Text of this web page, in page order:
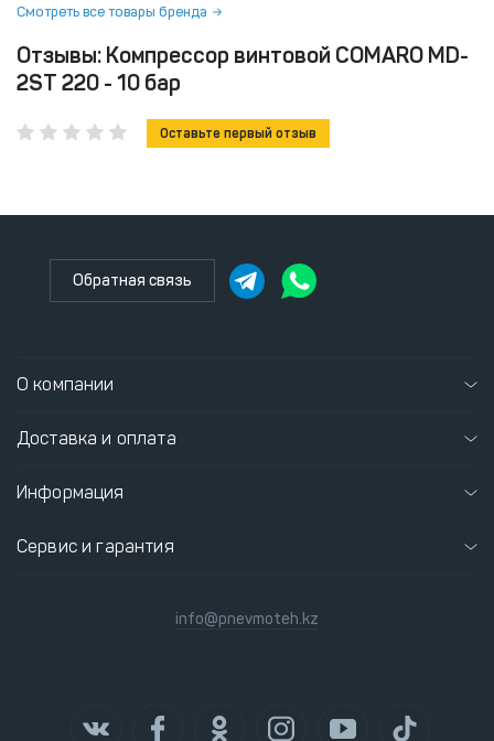
Смотреть все товары бренда
Отзывы: Компрессор винтовой COMARO MD-
2ST 220 - 10 бар
Оставьте первый отзыв
Обратная связь
О компании
Доставка и оплата
Информация
Сервис и гарантия
info@pnevmoteh.kz